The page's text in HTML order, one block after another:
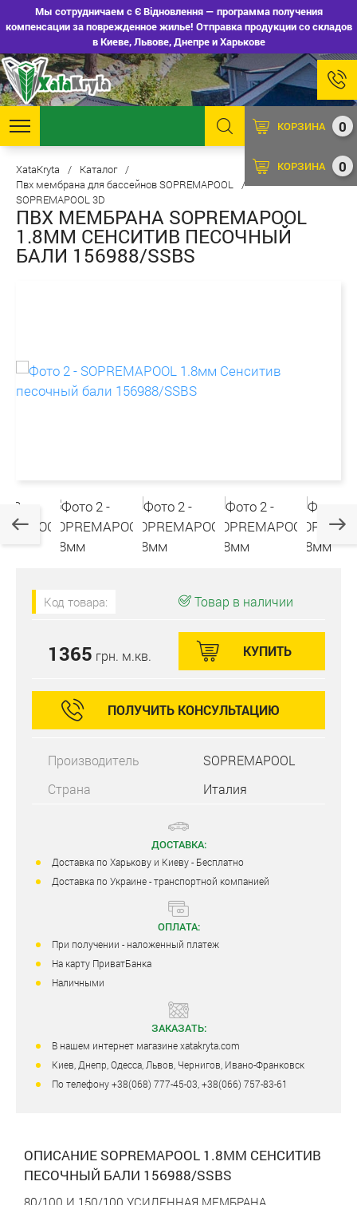
Мы сотрудничаем с Є Відновлення — программа получения
компенсации за поврежденное жилье! Отправка продукции со складов
в Киеве, Львове, Днепре и Харькове
0
КОРЗИНА
0
КОРЗИНА
XataKryta / Каталог /
Пвх мембрана для бассейнов SOPREMAPOOL /
SOPREMAPOOL 3D
ПВХ МЕМБРАНА SOPREMAPOOL
1.8ММ СЕНСИТИВ ПЕСОЧНЫЙ
БАЛИ 156988/SSBS
Код товара: Товар в наличии
1365 грн. м.кв. КУПИТЬ
ПОЛУЧИТЬ КОНСУЛЬТАЦИЮ
Производитель
SOPREMAPOOL
Страна
Италия
ДОСТАВКА:
Доставка по Харькову и Киеву - Бесплатно
Доставка по Украине - транспортной компанией
ОПЛАТА:
При получении - наложенный платеж
На карту ПриватБанка
Наличными
ЗАКАЗАТЬ:
В нашем интернет магазине xatakryta.com
Киев, Днепр, Одесса, Львов, Чернигов, Ивано-Франковск
По телефону +38(068) 777-45-03, +38(066) 757-83-61
ОПИСАНИЕ SOPREMAPOOL 1.8ММ СЕНСИТИВ
ПЕСОЧНЫЙ БАЛИ 156988/SSBS
80/100 И 150/100 УСИЛЕННАЯ МЕМБРАНА